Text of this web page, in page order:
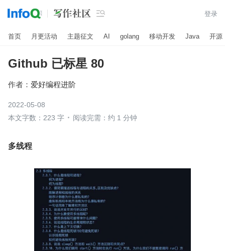
 登录
首页 月更活动 主题征文 AI golang 移动开发 Java 开源
Github 已标星 80
作者： 爱好编程进阶
2022-05-08
本文字数：223 字
阅读完需：约 1 分钟
多线程